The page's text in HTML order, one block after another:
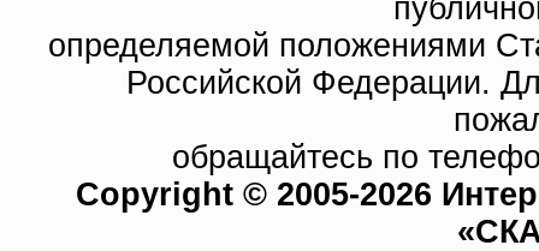
определяемой положениями
Российской Федерации.
обращайтесь по
Copyright © 2005-2026